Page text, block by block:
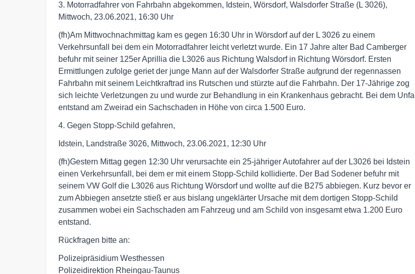
3. Motorradfahrer von Fahrbahn abgekommen, Idstein, Wörsdorf, Walsdorfer Straße (L 3026),
Mittwoch, 23.06.2021, 16:30 Uhr
(fh)Am Mittwochnachmittag kam es gegen 16:30 Uhr in Wörsdorf auf der L 3026 zu einem
Verkehrsunfall bei dem ein Motorradfahrer leicht verletzt wurde. Ein 17 Jahre alter Bad Camberger
befuhr mit seiner 125er Aprillia die L3026 aus Richtung Walsdorf in Richtung Wörsdorf. Ersten
Ermittlungen zufolge geriet der junge Mann auf der Walsdorfer Straße aufgrund der regennassen
Fahrbahn mit seinem Leichtkraftrad ins Rutschen und stürzte auf die Fahrbahn. Der 17-Jährige zog
sich leichte Verletzungen zu und wurde zur Behandlung in ein Krankenhaus gebracht. Bei dem Unfall
entstand am Zweirad ein Sachschaden in Höhe von circa 1.500 Euro.
4. Gegen Stopp-Schild gefahren,
Idstein, Landstraße 3026, Mittwoch, 23.06.2021, 12:30 Uhr
(fh)Gestern Mittag gegen 12:30 Uhr verursachte ein 25-jähriger Autofahrer auf der L3026 bei Idstein
einen Verkehrsunfall, bei dem er mit einem Stopp-Schild kollidierte. Der Bad Sodener befuhr mit
seinem VW Golf die L3026 aus Richtung Wörsdorf und wollte auf die B275 abbiegen. Kurz bevor er
zum Abbiegen ansetzte stieß er aus bislang ungeklärter Ursache mit dem dortigen Stopp-Schild
zusammen wobei ein Sachschaden am Fahrzeug und am Schild von insgesamt etwa 1.200 Euro
entstand.
Rückfragen bitte an:
Polizeipräsidium Westhessen
Polizeidirektion Rheingau-Taunus